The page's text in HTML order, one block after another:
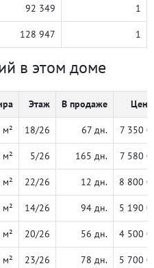
92 349 1
128 947 1
в этом доме
Этаж В продаже
м² 18/26 67 дн. 7 350
м² 5/26 165 дн. 7 580
м² 22/26 12 дн. 8 800
м² 14/26 94 дн. 5 190
м² 20/26 56 дн. 4 500
м² 23/26 78 дн. 5 700